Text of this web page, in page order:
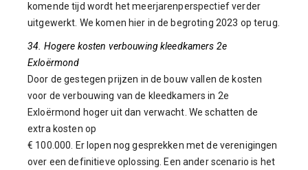
komende tijd wordt het meerjarenperspectief verder
uitgewerkt. We komen hier in de begroting 2023 op terug.
34. Hogere kosten verbouwing kleedkamers 2e
Exloërmond
Door de gestegen prijzen in de bouw vallen de kosten
voor de verbouwing van de kleedkamers in 2e
Exloërmond hoger uit dan verwacht. We schatten de
extra kosten op
€ 100.000. Er lopen nog gesprekken met de verenigingen
over een definitieve oplossing. Een ander scenario is het